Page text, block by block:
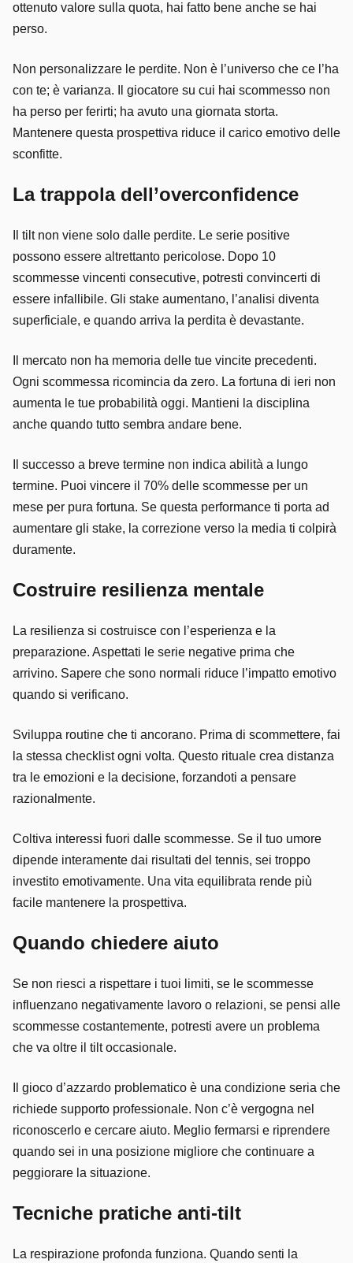
ottenuto valore sulla quota, hai fatto bene anche se hai
perso.
Non personalizzare le perdite. Non è l’universo che ce l’ha
con te; è varianza. Il giocatore su cui hai scommesso non
ha perso per ferirti; ha avuto una giornata storta.
Mantenere questa prospettiva riduce il carico emotivo delle
sconfitte.
La trappola dell’overconfidence
Il tilt non viene solo dalle perdite. Le serie positive
possono essere altrettanto pericolose. Dopo 10
scommesse vincenti consecutive, potresti convincerti di
essere infallibile. Gli stake aumentano, l’analisi diventa
superficiale, e quando arriva la perdita è devastante.
Il mercato non ha memoria delle tue vincite precedenti.
Ogni scommessa ricomincia da zero. La fortuna di ieri non
aumenta le tue probabilità oggi. Mantieni la disciplina
anche quando tutto sembra andare bene.
Il successo a breve termine non indica abilità a lungo
termine. Puoi vincere il 70% delle scommesse per un
mese per pura fortuna. Se questa performance ti porta ad
aumentare gli stake, la correzione verso la media ti colpirà
duramente.
Costruire resilienza mentale
La resilienza si costruisce con l’esperienza e la
preparazione. Aspettati le serie negative prima che
arrivino. Sapere che sono normali riduce l’impatto emotivo
quando si verificano.
Sviluppa routine che ti ancorano. Prima di scommettere, fai
la stessa checklist ogni volta. Questo rituale crea distanza
tra le emozioni e la decisione, forzandoti a pensare
razionalmente.
Coltiva interessi fuori dalle scommesse. Se il tuo umore
dipende interamente dai risultati del tennis, sei troppo
investito emotivamente. Una vita equilibrata rende più
facile mantenere la prospettiva.
Quando chiedere aiuto
Se non riesci a rispettare i tuoi limiti, se le scommesse
influenzano negativamente lavoro o relazioni, se pensi alle
scommesse costantemente, potresti avere un problema
che va oltre il tilt occasionale.
Il gioco d’azzardo problematico è una condizione seria che
richiede supporto professionale. Non c’è vergogna nel
riconoscerlo e cercare aiuto. Meglio fermarsi e riprendere
quando sei in una posizione migliore che continuare a
peggiorare la situazione.
Tecniche pratiche anti-tilt
La respirazione profonda funziona. Quando senti la